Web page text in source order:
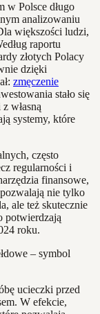
w Polsce długo
analizowaniu
większości ludzi,
raportu
złotych Polacy
dzięki
zmęczenie
stało się
własną
systemy, które
często
regularności i
finansowe,
nie tylko
ale też skutecznie
potwierdzają
roku.
ucieczki przed
W efekcie,